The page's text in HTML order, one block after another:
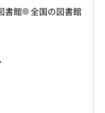
書館 全国の図書館